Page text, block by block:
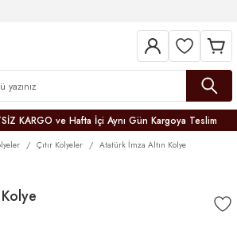
KARGO ve Hafta İçi Aynı Gün Kargoya Teslim
Çıtır Kolyeler Atatürk İmza Altın Kolye